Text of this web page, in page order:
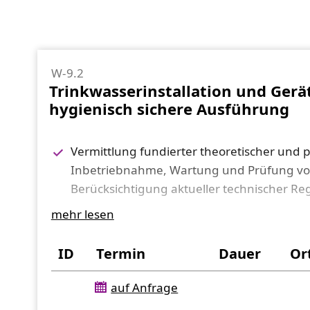
W-9.2
Trinkwasserinstallation und
hygienisch sichere Ausführung
Vermittlung fundierter theoretischer und
Inbetriebnahme, Wartung und Prüfung
Berücksichtigung aktueller technischer
Vertiefung der fachlichen Kompetenzen in
Vermittlung praxisnaher Inhalte zur
Hygieneanforderungen und betrieblicher
Erweiterung und Vertiefung der
mehr lesen
ID Termin Dauer
auf Anfrage